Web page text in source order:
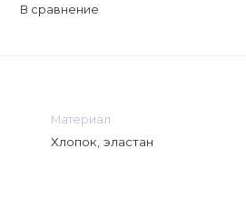
В сравнение
Материал
Хлопок, эластан